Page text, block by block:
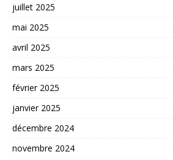
juillet 2025
mai 2025
avril 2025
mars 2025
février 2025
janvier 2025
décembre 2024
novembre 2024